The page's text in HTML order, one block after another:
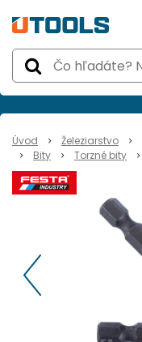
Úvod Železiarstvo
Bity
Torzné bity